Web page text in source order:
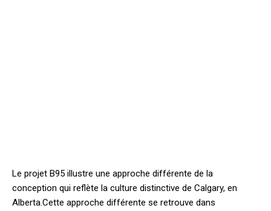
Le projet B95 illustre une approche différente de la
conception qui reflète la culture distinctive de Calgary, en
Alberta.Cette approche différente se retrouve dans